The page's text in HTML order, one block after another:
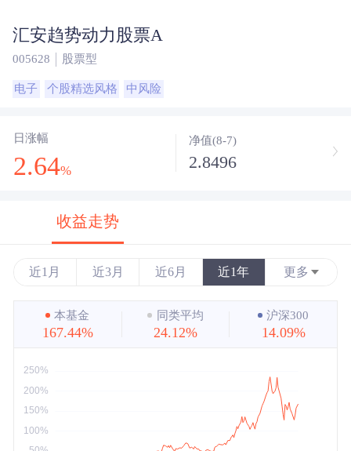
汇安趋势动力股票A
005628 股票型
电子 个股精选风格 中风险
日涨幅
2.64%
净值(8-7)
2.8496
收益走势
近1月 近3月 近6月 近1年 更多
近3年
近5年
最大
本基金
167.44%
同类平均
24.12%
沪深300
14.09%